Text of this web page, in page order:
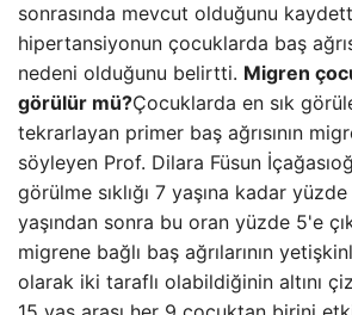
sonrasında mevcut olduğunu
hipertansiyonun çocuklarda baş
nedeni olduğunu belirtti. Migren
görülür mü?Çocuklarda en sık
tekrarlayan primer baş ağrısının
söyleyen Prof. Dilara Füsun
görülme sıklığı 7 yaşına kadar
yaşından sonra bu oran yüzde 5'e
migrene bağlı baş ağrılarının
olarak iki taraflı olabildiğinin altını